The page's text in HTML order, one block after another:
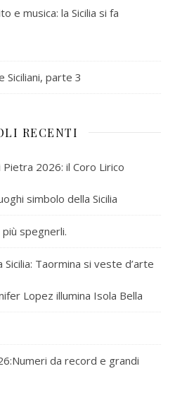
e musica: la Sicilia si fa
Siciliani, parte 3
RECENTI
2026: il Coro Lirico
simbolo della Sicilia
più spegnerli.
Taormina si veste d’arte
Lopez illumina Isola Bella
da record e grandi